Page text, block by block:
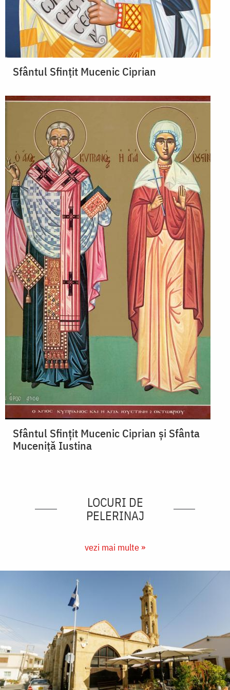
Sfântul Sfinţit Mucenic Ciprian
Sfântul Sfințit Mucenic Ciprian și Sfânta
Muceniță Iustina
LOCURI DE
PELERINAJ
vezi mai multe »